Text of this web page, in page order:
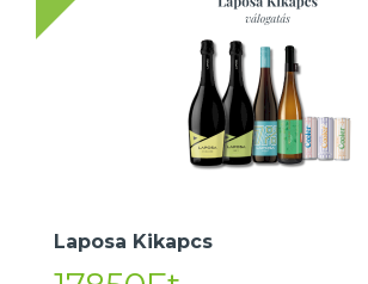
Laposa Kikapcs